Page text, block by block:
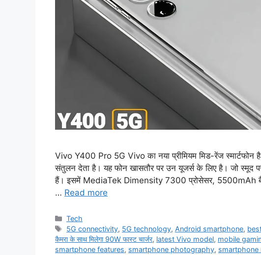
Vivo Y400 Pro 5G Vivo का नया प्रीमियम मिड-रेंज स्मार्टफोन
संतुलन देता है। यह फोन खासतौर पर उन यूजर्स के लिए है। जो स्मूद
हैं। इसमें MediaTek Dimensity 7300 प्रोसेसर, 5500mAh
… Read more
Categories
Tech
Tags
5G connectivity, 5G technology, Android smartphone,
कैमरा के साथ मिलेगा 90W फास्ट चार्जर, latest Vivo model, mobile
smartphone features, smartphone photography, smartphone